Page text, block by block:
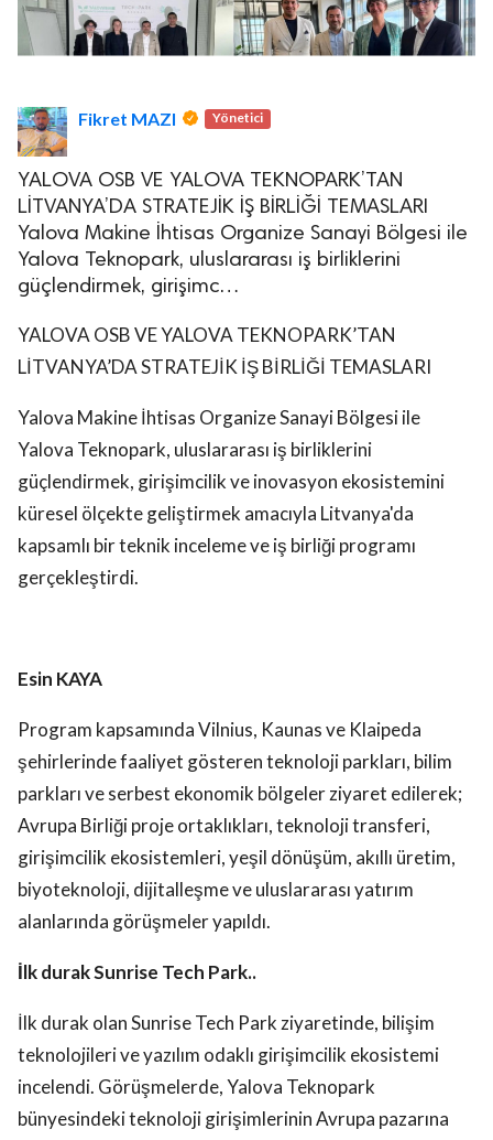
Fikret MAZI Yönetici
YALOVA OSB VE YALOVA TEKNOPARK’TAN
LİTVANYA’DA STRATEJİK İŞ BİRLİĞİ TEMASLARI
Yalova Makine İhtisas Organize Sanayi Bölgesi ile
Yalova Teknopark, uluslararası iş birliklerini
güçlendirmek, girişimc…
YALOVA OSB VE YALOVA TEKNOPARK’TAN
LİTVANYA’DA STRATEJİK İŞ BİRLİĞİ TEMASLARI
Yalova Makine İhtisas Organize Sanayi Bölgesi ile
Yalova Teknopark, uluslararası iş birliklerini
güçlendirmek, girişimcilik ve inovasyon ekosistemini
küresel ölçekte geliştirmek amacıyla Litvanya'da
kapsamlı bir teknik inceleme ve iş birliği programı
gerçekleştirdi.
Esin KAYA
Program kapsamında Vilnius, Kaunas ve Klaipeda
şehirlerinde faaliyet gösteren teknoloji parkları, bilim
parkları ve serbest ekonomik bölgeler ziyaret edilerek;
Avrupa Birliği proje ortaklıkları, teknoloji transferi,
girişimcilik ekosistemleri, yeşil dönüşüm, akıllı üretim,
biyoteknoloji, dijitalleşme ve uluslararası yatırım
alanlarında görüşmeler yapıldı.
İlk durak Sunrise Tech Park..
İlk durak olan Sunrise Tech Park ziyaretinde, bilişim
teknolojileri ve yazılım odaklı girişimcilik ekosistemi
incelendi. Görüşmelerde, Yalova Teknopark
bünyesindeki teknoloji girişimlerinin Avrupa pazarına